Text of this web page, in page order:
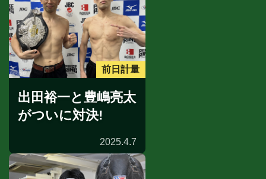
前日計量
出田裕一と豊嶋亮太
がついに対決!
2025.4.7